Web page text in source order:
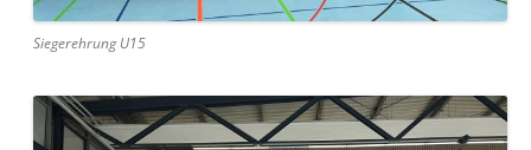
Siegerehrung U15